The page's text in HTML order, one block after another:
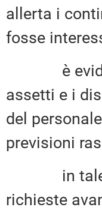
allerta i
fosse
è
assetti e i
del
previsioni
in tale
richieste